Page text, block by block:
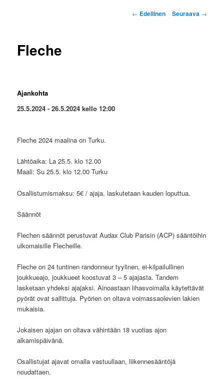
Artikkelien
← Edellinen Seuraava →
Fleche
Ajankohta
25.5.2024 - 26.5.2024 kello 12:00
Fleche 2024 maalina on Turku.
Lähtöaika: La 25.5. klo 12.00
Maali: Su 25.5. klo 12.00 Turku
Osallistumismaksu: 5€ / ajaja, laskutetaan kauden loputtua.
Säännöt
Flechen säännöt perustuvat Audax Club Parisin (ACP) sääntöihin
ulkomaisille Flecheille.
Fleche on 24 tuntinen randonneur tyylinen, ei-kilpailullinen
joukkueajo, joukkueet koostuvat 3 – 5 ajajasta. Tandem
lasketaan yhdeksi ajajaksi. Ainoastaan lihasvoimalla käytettävät
pyörät ovat sallittuja. Pyörien on oltava voimassaolevien lakien
mukaisia.
Jokaisen ajajan on oltava vähintään 18 vuotias ajon
alkamispäivänä.
Osallistujat ajavat omalla vastuullaan, liikennesääntöjä
noudattaen.